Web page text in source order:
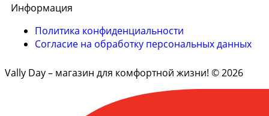
Информация
Политика конфиденциальности
Согласие на обработку персональных данных
Vally Day – магазин для комфортной жизни! © 2026